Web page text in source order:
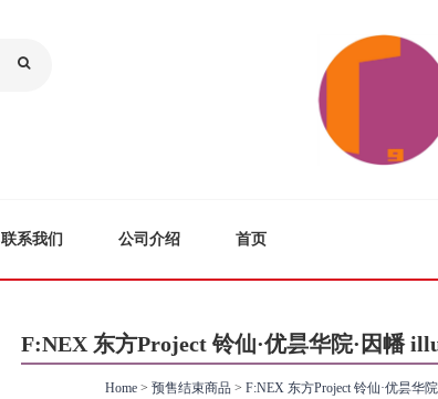
联系我们 公司介绍 首页
F:NEX 东方Project 铃仙·优昙华院·因幡
Home> 预售结束商品 > F:NEX 东方Project 铃仙·优昙华